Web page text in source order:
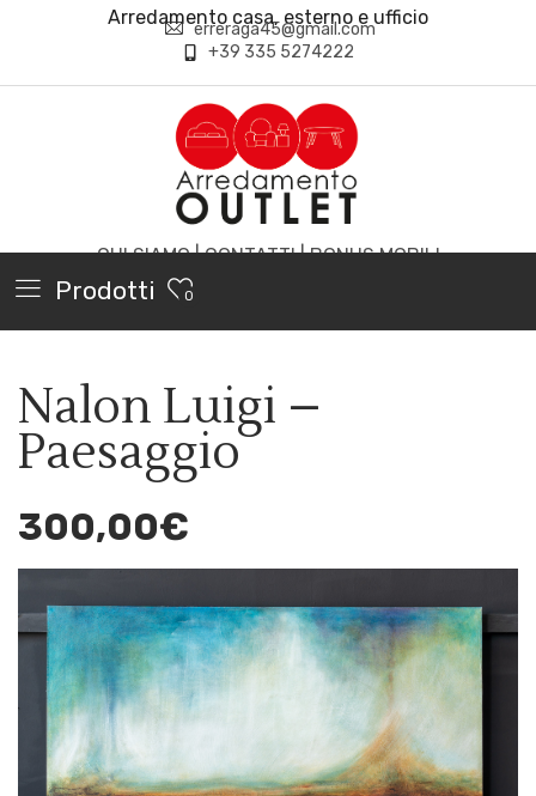
Arredamento casa, esterno e ufficio
erreraga45@gmail.com
+39 335 5274222
CHI SIAMO|CONTATTI|BONUS MOBILI
Prodotti 0
Nalon Luigi –
Paesaggio
300,00€